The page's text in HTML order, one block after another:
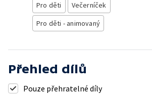
Pro děti
Večerníček
Pro děti - animovaný
Přehled dílů
Pouze přehratelné díly